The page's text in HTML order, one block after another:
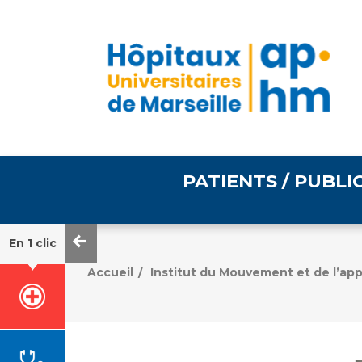
PATIENTS /
Informations pratiques
Égalité professionnelle
En 1 clic
Accueil / Institut du Mouvement et de